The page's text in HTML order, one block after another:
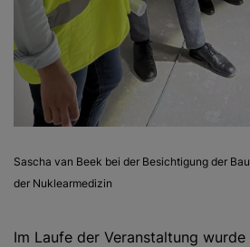
Sascha van Beek bei der Besichtigung der
der Nuklearmedizin
Im Laufe der Veranstaltung